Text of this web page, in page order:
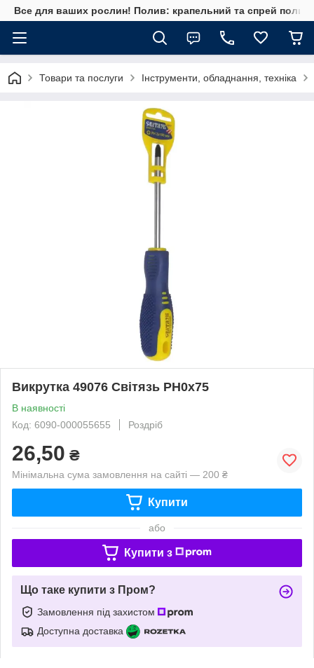
Все для ваших рослин! Полив: крапельний та спрей полив,
Товари та послуги Інструменти, обладнання, техніка
Викрутка 49076 Світязь PH0x75
В наявності
Код: 6090-000055655
Роздріб
26,50 ₴
Мінімальна сума замовлення на сайті — 200 ₴
Купити
або
Купити з
Що таке купити з Пром?
Замовлення під захистом
Доступна доставка